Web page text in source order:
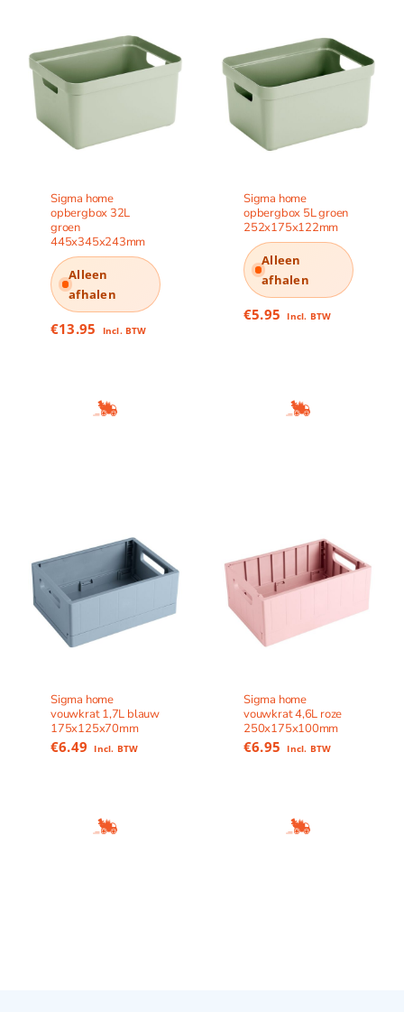
Sigma home
opbergbox 32L
groen
445x345x243mm
Alleen
afhalen
€13.95 Incl. BTW
Sigma home
opbergbox 5L groen
252x175x122mm
Alleen
afhalen
€5.95 Incl. BTW
Sigma home
vouwkrat 1,7L blauw
175x125x70mm
€6.49 Incl. BTW
Sigma home
vouwkrat 4,6L roze
250x175x100mm
€6.95 Incl. BTW